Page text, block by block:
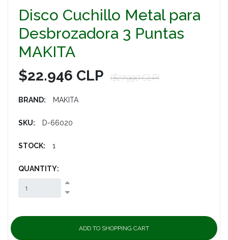
Disco Cuchillo Metal para
Desbrozadora 3 Puntas
MAKITA
$22.946 CLP ($27.990 CLP)
BRAND: MAKITA
SKU: D-66020
STOCK: 1
QUANTITY: